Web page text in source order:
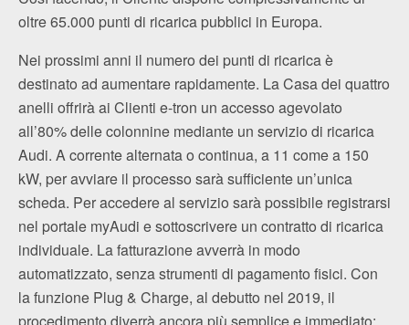
oltre 65.000 punti di ricarica pubblici in Europa.
Nei prossimi anni il numero dei punti di ricarica è
destinato ad aumentare rapidamente. La Casa dei quattro
anelli offrirà ai Clienti e-tron un accesso agevolato
all’80% delle colonnine mediante un servizio di ricarica
Audi. A corrente alternata o continua, a 11 come a 150
kW, per avviare il processo sarà sufficiente un’unica
scheda. Per accedere al servizio sarà possibile registrarsi
nel portale myAudi e sottoscrivere un contratto di ricarica
individuale. La fatturazione avverrà in modo
automatizzato, senza strumenti di pagamento fisici. Con
la funzione Plug & Charge, al debutto nel 2019, il